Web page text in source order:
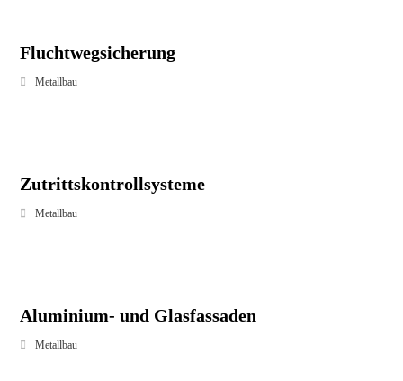
Fluchtwegsicherung
Metallbau
Zutrittskontrollsysteme
Metallbau
Aluminium- und Glasfassaden
Metallbau